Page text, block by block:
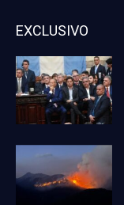
EXCLUSIVO